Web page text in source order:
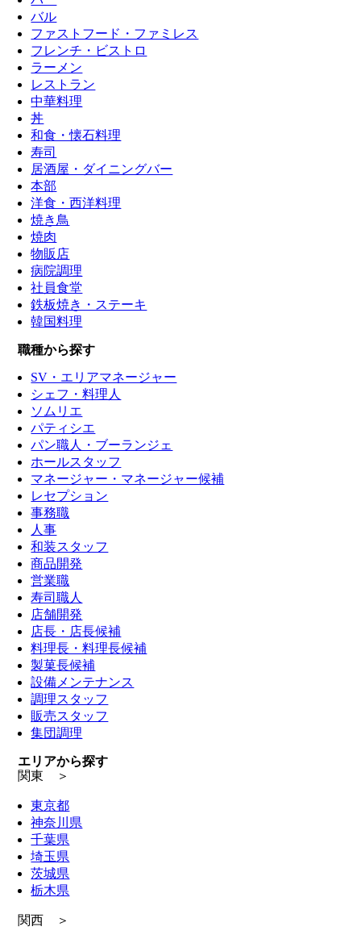
バル
ファストフード・ファミレス
フレンチ・ビストロ
ラーメン
レストラン
中華料理
丼
和食・懐石料理
寿司
居酒屋・ダイニングバー
本部
洋食・西洋料理
焼き鳥
焼肉
物販店
病院調理
社員食堂
鉄板焼き・ステーキ
韓国料理
職種から探す
SV・エリアマネージャー
シェフ・料理人
ソムリエ
パティシエ
パン職人・ブーランジェ
ホールスタッフ
マネージャー・マネージャー候補
レセプション
事務職
人事
和装スタッフ
商品開発
営業職
寿司職人
店舗開発
店長・店長候補
料理長・料理長候補
製菓長候補
設備メンテナンス
調理スタッフ
販売スタッフ
集団調理
エリアから探す
関東 ＞
東京都
神奈川県
千葉県
埼玉県
茨城県
栃木県
関西 ＞